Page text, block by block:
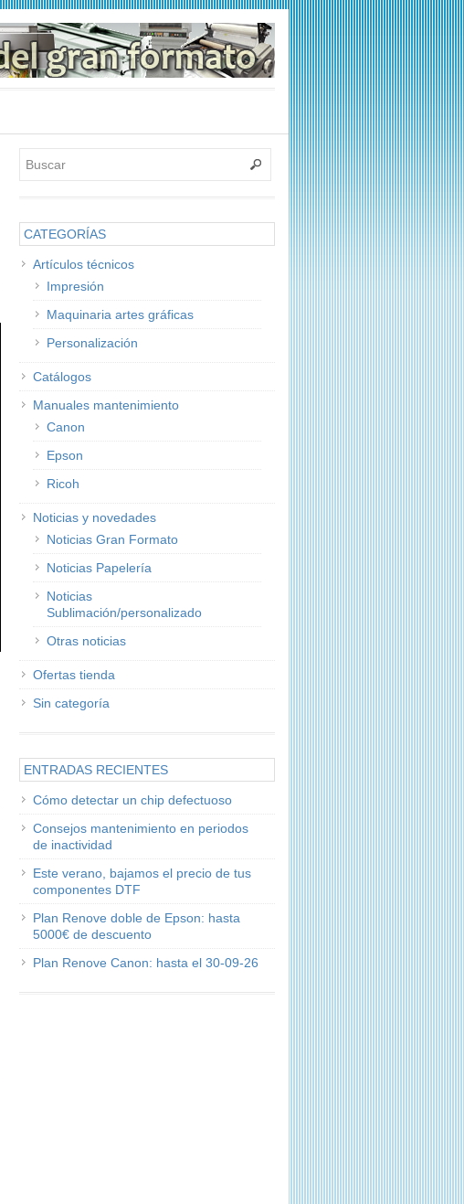
CATEGORÍAS
Artículos técnicos
Impresión
Maquinaria artes gráficas
Personalización
Catálogos
Manuales mantenimiento
Canon
Epson
Ricoh
Noticias y novedades
Noticias Gran Formato
Noticias Papelería
Noticias
Sublimación/personalizado
Otras noticias
Ofertas tienda
Sin categoría
ENTRADAS RECIENTES
Cómo detectar un chip defectuoso
Consejos mantenimiento en periodos
de inactividad
Este verano, bajamos el precio de tus
componentes DTF
Plan Renove doble de Epson: hasta
5000€ de descuento
Plan Renove Canon: hasta el 30-09-26